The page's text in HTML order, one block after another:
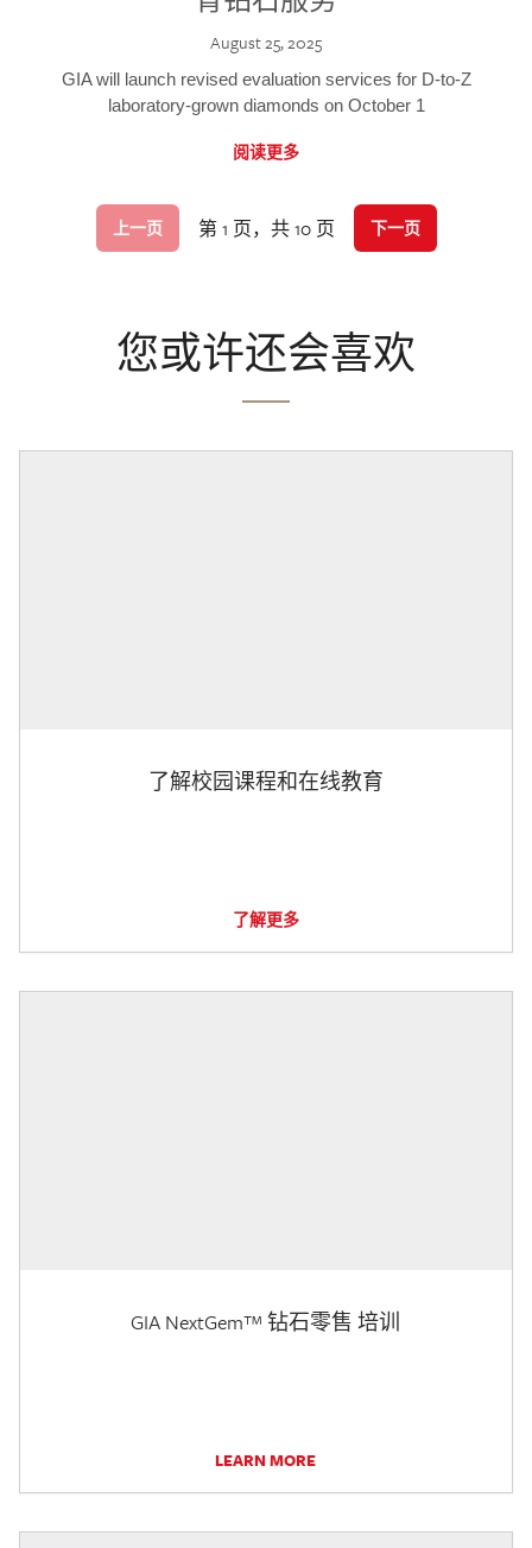
August 25, 2025
GIA will launch revised evaluation services for D-to-Z
laboratory-grown diamonds on October 1
阅读更多
上一页 第 1 页，共 10 页 下一页
您或许还会喜欢
了解校园课程和在线教育
了解更多
GIA NextGem™ 钻石零售 培训
LEARN MORE